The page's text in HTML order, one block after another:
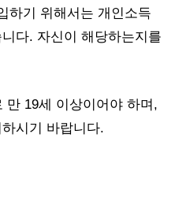
하기 위해서는 개인소득
다. 자신이 해당하는지를
만 19세 이상이어야 하며,
시기 바랍니다.